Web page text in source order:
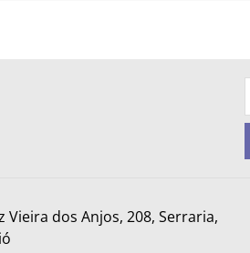
Vieira dos Anjos, 208, Serraria,